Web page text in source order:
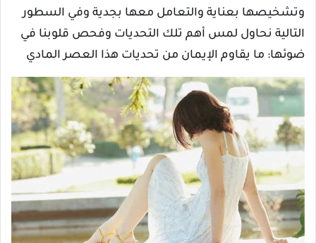
وتشخيصها بعناية والتعامل معها بجدية وفي السطور
التالية نحاول لمس أهم تلك التحديات وفحص قلوبنا في
ضوئها: ما يقاوم الإيمان من تحديات هذا العصر المادي